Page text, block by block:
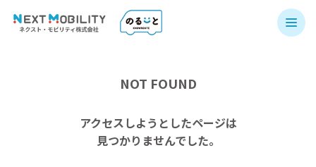
NOT FOUND
アクセスしようとしたページは
見つかりませんでした。